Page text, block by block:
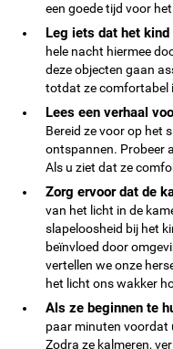
een goede tijd voor
Leg iets dat het
hele nacht hiermee
deze objecten gaan
totdat ze comfortabel
Lees een verhaal
Bereid ze voor op het
ontspannen. Probeer
Als u ziet dat ze
Zorg ervoor dat de
van het licht in de
slapeloosheid bij het
beïnvloed door
vertellen we onze
het licht ons wakker
Als ze beginnen te
paar minuten voordat
Zodra ze kalmeren,